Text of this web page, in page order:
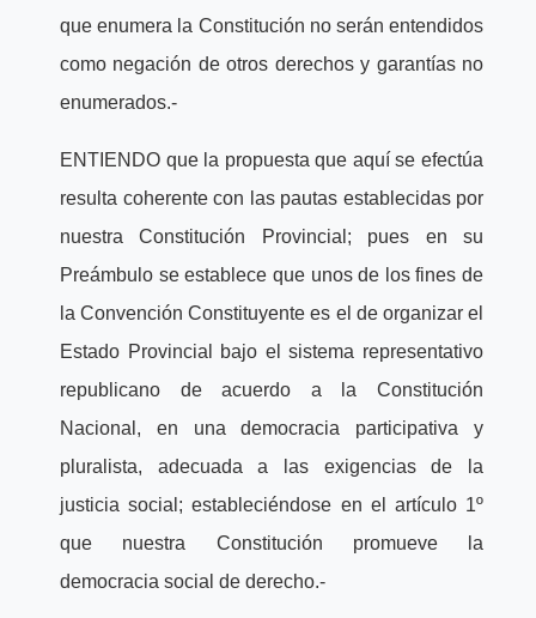
que enumera la Constitución no serán entendidos
como negación de otros derechos y garantías no
enumerados.-
ENTIENDO que la propuesta que aquí se efectúa
resulta coherente con las pautas establecidas por
nuestra Constitución Provincial; pues en su
Preámbulo se establece que unos de los fines de
la Convención Constituyente es el de organizar el
Estado Provincial bajo el sistema representativo
republicano de acuerdo a la Constitución
Nacional, en una democracia participativa y
pluralista, adecuada a las exigencias de la
justicia social; estableciéndose en el artículo 1º
que nuestra Constitución promueve la
democracia social de derecho.-